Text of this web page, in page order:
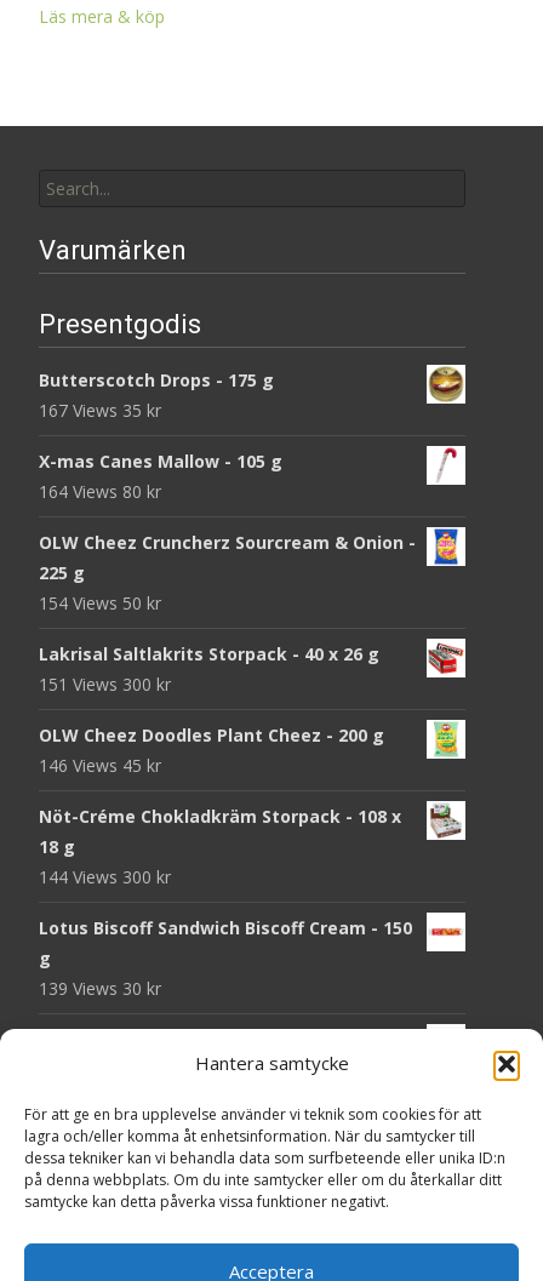
Hantera samtycke
För att ge en bra upplevelse använder vi teknik som cookies för att
lagra och/eller komma åt enhetsinformation. När du samtycker till
dessa tekniker kan vi behandla data som surfbeteende eller unika ID:n
på denna webbplats. Om du inte samtycker eller om du återkallar ditt
samtycke kan detta påverka vissa funktioner negativt.
Acceptera
Läs mera & köp
for:
Varumärken
Presentgodis
Butterscotch Drops - 175 g
167 Views 35 kr
X-mas Canes Mallow - 105 g
164 Views 80 kr
OLW Cheez Cruncherz Sourcream & Onion -
225 g
154 Views 50 kr
Lakrisal Saltlakrits Storpack - 40 x 26 g
151 Views 300 kr
OLW Cheez Doodles Plant Cheez - 200 g
146 Views 45 kr
Nöt-Créme Chokladkräm Storpack - 108 x
18 g
144 Views 300 kr
Lotus Biscoff Sandwich Biscoff Cream - 150
g
139 Views 30 kr
Pringles Hot Kickin' Sour Cream Chips - 160
g
136 Views50kr